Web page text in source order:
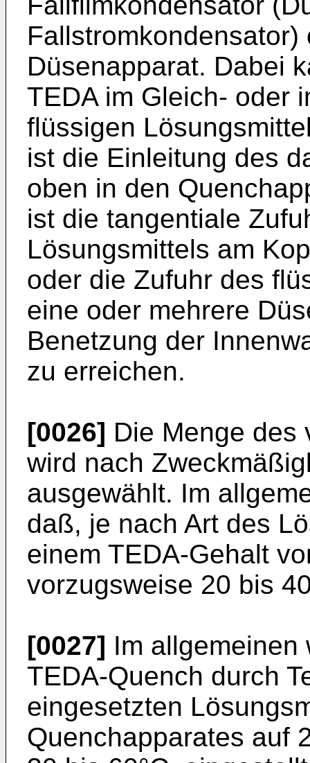
Fallstromkondensator)
Düsenapparat. Dabei
TEDA im Gleich- oder
flüssigen
ist die Einleitung des
oben in den
ist die tangentiale
Lösungsmittels am
oder die Zufuhr des
eine oder mehrere
Benetzung der
zu erreichen.
[0026] Die Menge des
wird nach
ausgewählt. Im
daß, je nach Art des
einem TEDA-Gehalt
vorzugsweise 20 bis
[0027] Im allgemeinen
TEDA-Quench durch
eingesetzten
Quenchapparates auf